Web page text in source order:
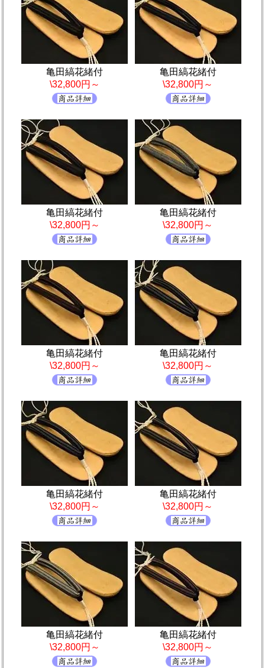
亀田縞花緒付
\32,800円～
亀田縞花緒付
\32,800円～
亀田縞花緒付
\32,800円～
亀田縞花緒付
\32,800円～
亀田縞花緒付
\32,800円～
亀田縞花緒付
\32,800円～
亀田縞花緒付
\32,800円～
亀田縞花緒付
\32,800円～
亀田縞花緒付
\32,800円～
亀田縞花緒付
\32,800円～